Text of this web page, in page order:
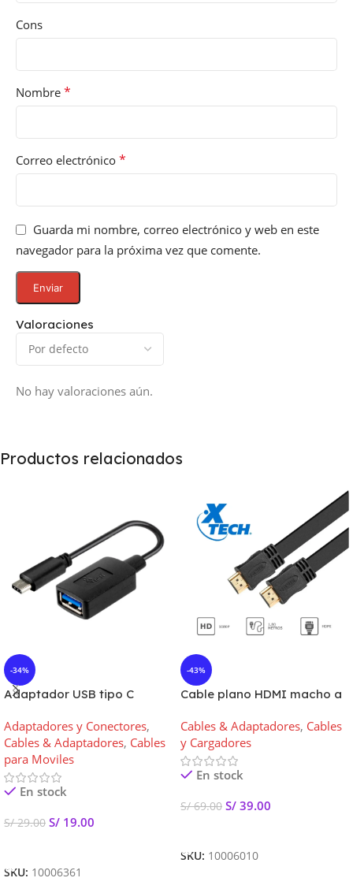
Valoraciones
No hay valoraciones aún.
Cons
Nombre *
Correo electrónico *
Guarda mi nombre, correo electrónico y web en este
navegador para la próxima vez que comente.
Productos relacionados
-34%
Adaptador USB tipo C
XTC-515
Adaptadores y Conectores,
Cables & Adaptadores, Cables
para Moviles
En stock
S/29.00 S/ 19.00
SKU: 10006361
-43%
Cable plano HDMI macho a
Cables & Adaptadores, Cables
y Cargadores
En stock
S/69.00 S/ 39.00
SKU: 10006010